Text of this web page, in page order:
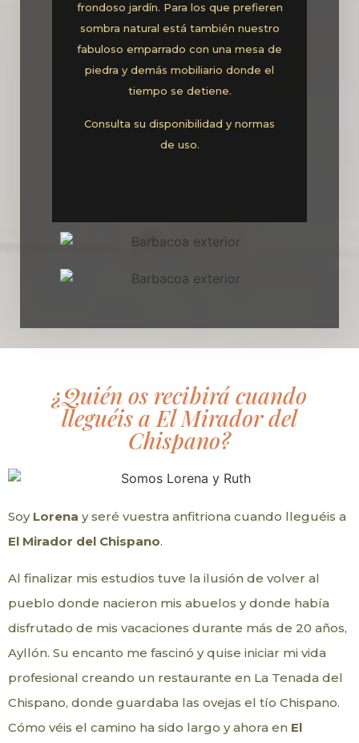
frondoso jardín. Para los que prefieren
sombra natural está también nuestro
fabuloso emparrado con una mesa de
piedra y demás mobiliario donde el
tiempo se detiene.
Consulta su disponibilidad y normas
de uso.
¿Quién os recibirá cuando
lleguéis a El Mirador del
Chispano?
Soy Lorena y seré vuestra anfitriona cuando lleguéis a
El Mirador del Chispano.
Al finalizar mis estudios tuve la ilusión de volver al
pueblo donde nacieron mis abuelos y donde había
disfrutado de mis vacaciones durante más de 20 años,
Ayllón. Su encanto me fascinó y quise iniciar mi vida
profesional creando un restaurante en La Tenada del
Chispano, donde guardaba las ovejas el tío Chispano.
Cómo véis el camino ha sido largo y ahora en El